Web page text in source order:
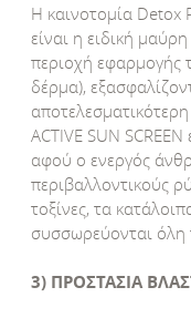
Η καινοτομία Detox
είναι η ειδική
περιοχή εφαρμογής
δέρμα),
ACTIVE SUN
αφού ο ενεργός
περιβαλλοντικούς
τοξίνες, τα
συσσωρεύονται όλη
3) ΠΡΟΣΤΑΣΙΑ